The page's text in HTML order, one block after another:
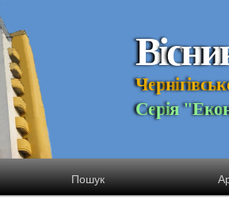
Вісни
Чернігівськ
Серія "Еко
Пошук